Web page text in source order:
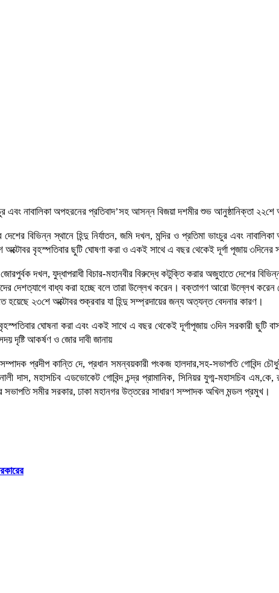
এবং নাবালিকা অপহরনের প্রতিবাদ’সহ আসন্ন বিজয়া দশমীর শুভ আনুষ্ঠানিক্তা
বিভিন্ন স্থানে হিন্দু নির্যাতন, জমি দখল, মন্দির ও প্রতিমা ভাংচুর এবং
বৃহস্পতিবার ছুটি ঘোষণা করা ও একই সাথে এ বছর থেকেই দূর্গা পূজায় ৩দিনের
দখল, যুদ্ধাপরাধী বিচার-মহানবীর বিরুদ্ধে কটুক্তি করার অজুহাতে দেশের
দেশত্যাগে বাধ্য করা হচ্ছে বলে তারা উল্লেখ করেন। বক্তাগণ আরো উল্লেখ করেন
২৩শে অক্টোবর শুক্রবার যা হিন্দু সম্প্রদায়ের জন্য অত্যন্ত বেদনার কারণ।
ঘোষনা করা এবং একই সাথে এ বছর থেকেই দূর্গাপূজায় ৩দিন সরকারী ছুটি
দৃষ্টি আকর্ষণ ও জোর দাবী জানায়
সম্পাদক প্রদীপ কান্তি দে, প্রধান সমন্বয়কারী পংকজ হালদার,সহ-সভাপতি
দাস, মহাসচিব এডভোকেট গোবিন্দ চন্দ্র প্রামানিক, সিনিয়র যুগ্ম-মহাসচিব
সভাপতি সমীর সরকার, ঢাকা মহানগর উত্তরের সাধারণ সম্পাদক অখিল মন্ডল প্রমুখ।